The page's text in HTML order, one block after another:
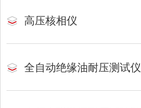
高压核相仪
全自动绝缘油耐压测试仪